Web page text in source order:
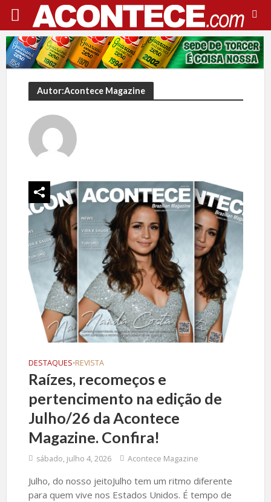
Autor:Acontece Magazine
DESTAQUES•REVISTA
Raízes, recomeços e
pertencimento na edição de
Julho/26 da Acontece
Magazine. Confira!
sábado, julho 4, 2026 Acontece Magazine
Julho, do nosso jeitoJulho tem um ritmo diferente
para quem vive nos Estados Unidos. É tempo de